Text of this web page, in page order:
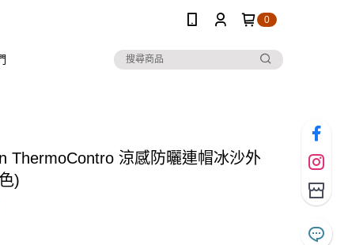
0
ThermoContro 涼感防曬連帽冰沙外
)